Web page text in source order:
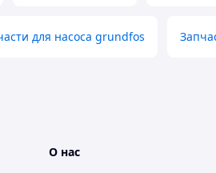
для насоса grundfos
О нас